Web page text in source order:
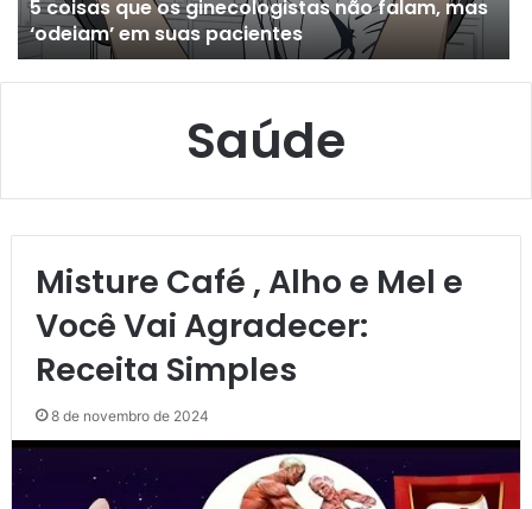
5 coisas que os ginecologistas não falam, mas
‘odeiam’ em suas pacientes
Saúde
Misture Café , Alho e Mel e
Você Vai Agradecer:
Receita Simples
8 de novembro de 2024